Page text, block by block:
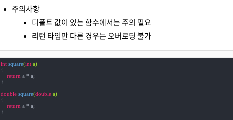
주의사항
디폴트 값이 있는 함수에서는 주의 필요
리턴 타임만 다른 경우는 오버로딩 불가
int square(int a)
{
return a * a;
}
double square(double a)
{
return a * a;
}